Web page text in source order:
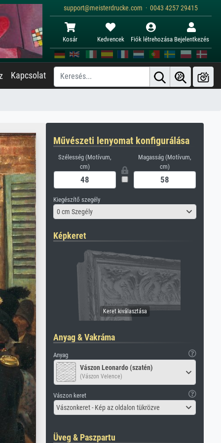
support@meisterdrucke.com · 0043 4257 29415
Kosár Kedvencek Fiók létrehozása Bejelentkezés
Kapcsolat
Művészeti lenyomat konfigurálása
Szélesség (Motívum,
cm)
Magasság (Motívum,
cm)
Kiegészítő szegély
0 cm Szegély
Képkeret
Anyag & Vakráma
Anyag
Vászon Leonardo (szatén)
(Vászon Velence)
Vászon keret
Vászonkeret - Kép az oldalon tükrözve
Üveg & Paszpartu